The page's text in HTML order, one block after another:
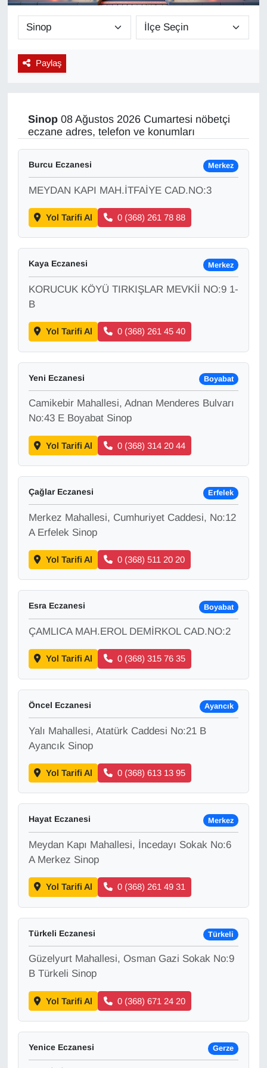
Paylaş
Sinop08 Ağustos 2026 Cumartesi nöbetçi
eczane adres, telefon ve konumları
Burcu Eczanesi Merkez
MEYDAN KAPI MAH.İTFAİYE CAD.NO:3
Yol Tarifi Al 0 (368) 261 78 88
Kaya Eczanesi Merkez
KORUCUK KÖYÜ TIRKIŞLAR MEVKİİ NO:9 1-
B
Yol Tarifi Al 0 (368) 261 45 40
Yeni Eczanesi Boyabat
Camikebir Mahallesi, Adnan Menderes Bulvarı
No:43 E Boyabat Sinop
Yol Tarifi Al 0 (368) 314 20 44
Çağlar Eczanesi Erfelek
Merkez Mahallesi, Cumhuriyet Caddesi, No:12
A Erfelek Sinop
Yol Tarifi Al 0 (368) 511 20 20
Esra Eczanesi Boyabat
ÇAMLICA MAH.EROL DEMİRKOL CAD.NO:2
Yol Tarifi Al 0 (368) 315 76 35
Öncel Eczanesi Ayancık
Yalı Mahallesi, Atatürk Caddesi No:21 B
Ayancık Sinop
Yol Tarifi Al 0 (368) 613 13 95
Hayat Eczanesi Merkez
Meydan Kapı Mahallesi, İncedayı Sokak No:6
A Merkez Sinop
Yol Tarifi Al 0 (368) 261 49 31
Türkeli Eczanesi Türkeli
Güzelyurt Mahallesi, Osman Gazi Sokak No:9
B Türkeli Sinop
Yol Tarifi Al 0 (368) 671 24 20
Yenice Eczanesi Gerze
Diğer
DÜNYA
EKONOMİ
Eleman
Güncel
Gündem
Haber
HABERDE İNSAN
Kadın
Kamu Alımları
Kim Kimdir?
Kültür & Sanat
KURDÎ
MAGAZİN
ONE EKONOMİ
POLİTİKA
Resmi İlanlar
RÖPORTAJ
SAĞLIK
Seri İlan
SİYASET
TEKNOLOJİ
Turizm
VAN'DA SPOR
Vasıta